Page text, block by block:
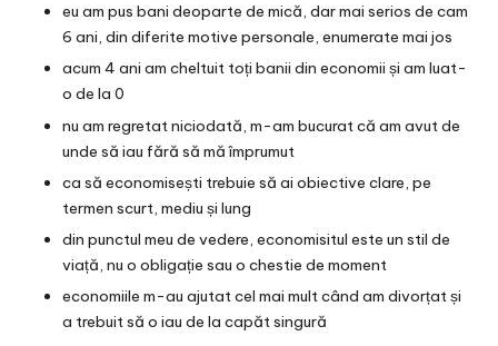
eu am pus bani deoparte de mică, dar mai serios de cam
6 ani, din diferite motive personale, enumerate mai jos
acum 4 ani am cheltuit toți banii din economii și am luat-
o de la 0
nu am regretat niciodată, m-am bucurat că am avut de
unde să iau fără să mă împrumut
ca să economisești trebuie să ai obiective clare, pe
termen scurt, mediu și lung
din punctul meu de vedere, economisitul este un stil de
viață, nu o obligație sau o chestie de moment
economiile m-au ajutat cel mai mult când am divorțat și
a trebuit să o iau de la capăt singură